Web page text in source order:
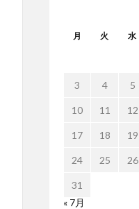
月 火 水
3 4 5
10 11 12
17 18 19
24 25 26
31
« 7月